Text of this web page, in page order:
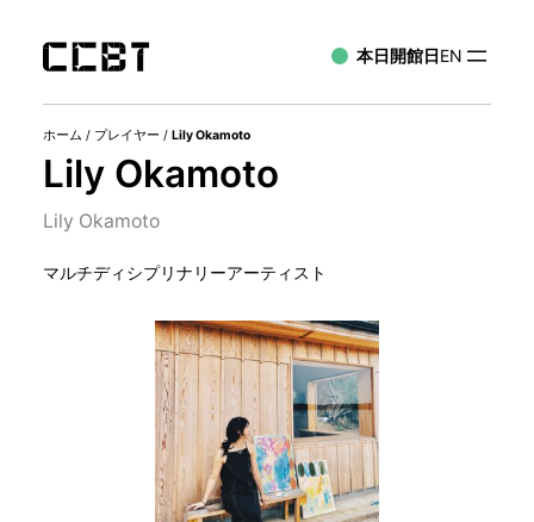
本日開館日EN
ホーム / プレイヤー / Lily Okamoto
Lily Okamoto
Lily Okamoto
マルチディシプリナリーアーティスト